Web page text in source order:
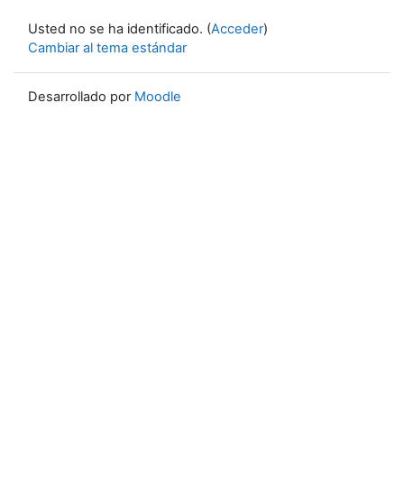
Usted no se ha identificado. (Acceder)
Cambiar al tema estándar
Desarrollado por Moodle